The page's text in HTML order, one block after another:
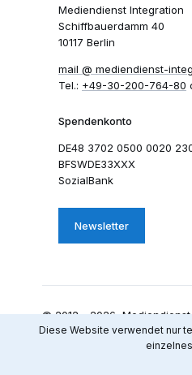
Diese Website verwendet nur
Mediendienst Integration
Schiffbauerdamm 40
10117 Berlin
mail​
mediendienst-
Tel.: +49-30-200-764-80
Spendenkonto
DE48 3702 0500 0020
BFSWDE33XXX
SozialBank
Newsletter
© 2012 - 2026 Mediendienst